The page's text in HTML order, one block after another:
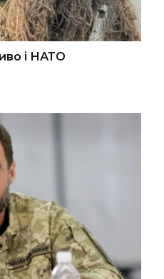
і НАТО